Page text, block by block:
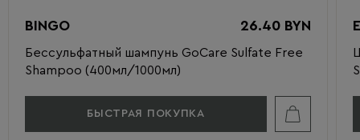
BINGO 26.40 BYN
Бессульфатный шампунь GoCare Sulfate Free
Shampoo (400мл/1000мл)
БЫСТРАЯ ПОКУПКА